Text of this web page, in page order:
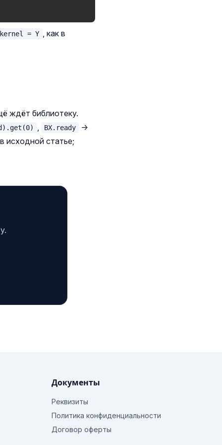
= Y , как в
ждёт библиотеку.
, BX.ready →
исходной статье;
Документы
Реквизиты
Политика конфиденциальности
Договор оферты